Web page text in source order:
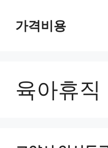
가격비용
육아휴직